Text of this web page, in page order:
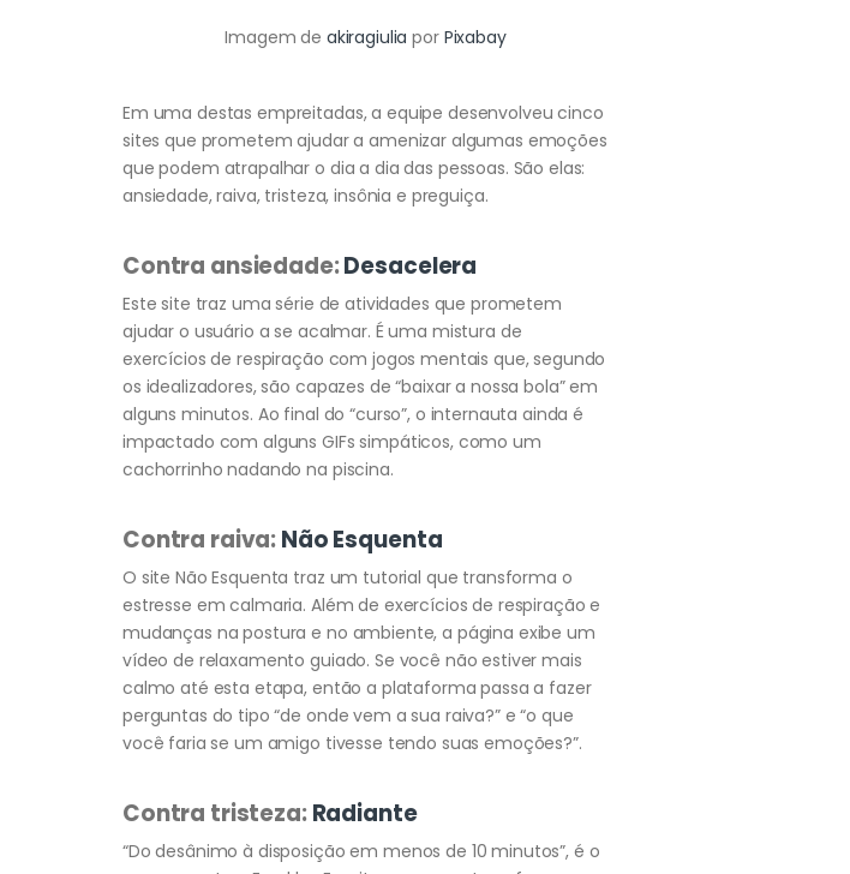
Imagem de akiragiulia por Pixabay
Em uma destas empreitadas, a equipe desenvolveu cinco
sites que prometem ajudar a amenizar algumas emoções
que podem atrapalhar o dia a dia das pessoas. São elas:
ansiedade, raiva, tristeza, insônia e preguiça.
Contra ansiedade:Desacelera
Este site traz uma série de atividades que prometem
ajudar o usuário a se acalmar. É uma mistura de
exercícios de respiração com jogos mentais que, segundo
os idealizadores, são capazes de “baixar a nossa bola” em
alguns minutos. Ao final do “curso”, o internauta ainda é
impactado com alguns GIFs simpáticos, como um
cachorrinho nadando na piscina.
Contra raiva:Não Esquenta
O site Não Esquenta traz um tutorial que transforma o
estresse em calmaria. Além de exercícios de respiração e
mudanças na postura e no ambiente, a página exibe um
vídeo de relaxamento guiado. Se você não estiver mais
calmo até esta etapa, então a plataforma passa a fazer
perguntas do tipo “de onde vem a sua raiva?” e “o que
você faria se um amigo tivesse tendo suas emoções?”.
Contra tristeza:Radiante
“Do desânimo à disposição em menos de 10 minutos”, é o